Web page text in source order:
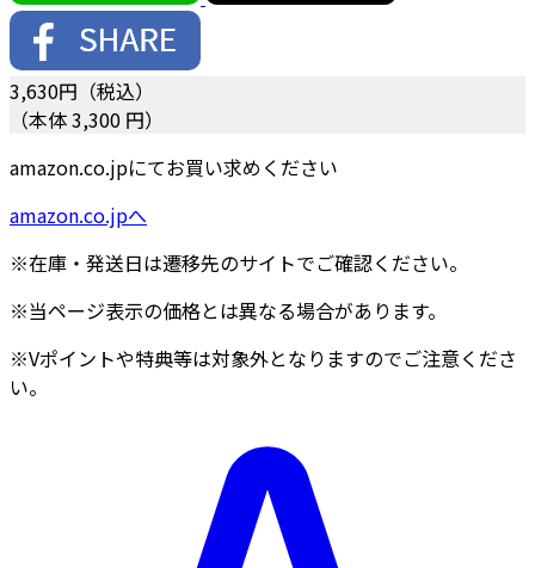
3,630円（税込）
（本体 3,300 円）
amazon.co.jpにてお買い求めください
amazon.co.jpへ
※在庫・発送日は遷移先のサイトでご確認ください。
※当ページ表示の価格とは異なる場合があります。
※Vポイントや特典等は対象外となりますのでご注意くださ
い。